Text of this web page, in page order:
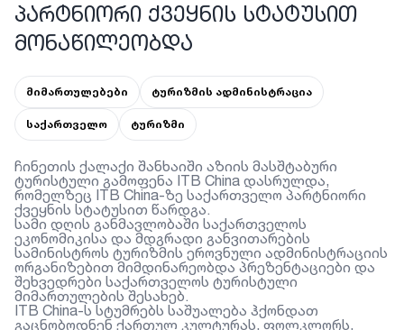
ᲞᲐᲠᲢᲜᲘᲝᲠᲘ ᲥᲕᲔᲧᲜᲘᲡ ᲡᲢᲐᲢᲣᲡᲘᲗ
ᲛᲝᲜᲐᲬᲘᲚᲔᲝᲑᲓᲐ
მიმართულებები ტურიზმის ადმინისტრაცია
საქართველო ტურიზმი
ჩინეთის ქალაქი შანხაიში აზიის მასშტაბური
ტურისტული გამოფენა ITB China დასრულდა,
რომელზეც ITB China-ზე საქართველო პარტნიორი
ქვეყნის სტატუსით წარდგა.
სამი დღის განმავლობაში საქართველოს
ეკონომიკისა და მდგრადი განვითარების
სამინისტროს ტურიზმის ეროვნული ადმინისტრაციის
ორგანიზებით მიმდინარეობდა პრეზენტაციები და
შეხვედრები საქართველოს ტურისტული
მიმართულების შესახებ.
ITB China-ს სტუმრებს საშუალება ჰქონდათ
გაცნობოდნენ ქართულ კულტურას, ფოლკლორს,